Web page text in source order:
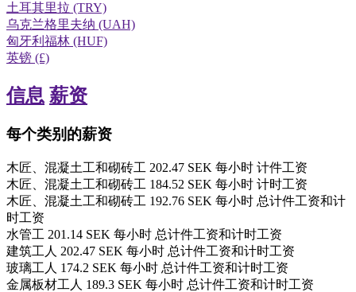
土耳其里拉 (TRY)
乌克兰格里夫纳 (UAH)
匈牙利福林 (HUF)
英镑 (£)
信息 薪资
每个类别的薪资
木匠、混凝土工和砌砖工 202.47 SEK 每小时 计件工资
木匠、混凝土工和砌砖工 184.52 SEK 每小时 计时工资
木匠、混凝土工和砌砖工 192.76 SEK 每小时 总计件工资和计
时工资
水管工 201.14 SEK 每小时 总计件工资和计时工资
建筑工人 202.47 SEK 每小时 总计件工资和计时工资
玻璃工人 174.2 SEK 每小时 总计件工资和计时工资
金属板材工人 189.3 SEK 每小时 总计件工资和计时工资